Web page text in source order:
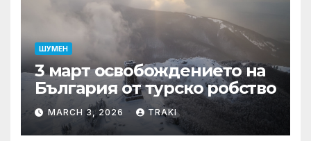
ШУМЕН
3 март освобождението на
България от турско робство
MARCH 3, 2026 TRAKI